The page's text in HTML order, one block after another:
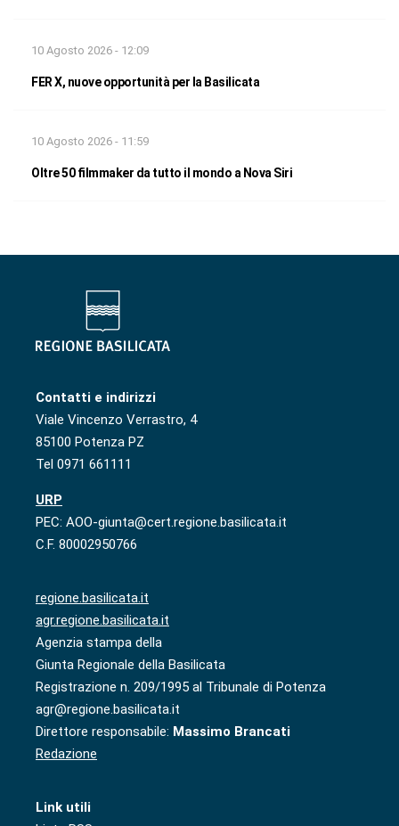
10 Agosto 2026 - 12:09
FER X, nuove opportunità per la Basilicata
10 Agosto 2026 - 11:59
Oltre 50 filmmaker da tutto il mondo a Nova Siri
Contatti e indirizzi
Viale Vincenzo Verrastro, 4
85100 Potenza PZ
Tel 0971 661111
URP
PEC: AOO-giunta@cert.regione.basilicata.it
C.F. 80002950766
regione.basilicata.it
agr.regione.basilicata.it
Agenzia stampa della
Giunta Regionale della Basilicata
Registrazione n. 209/1995 al Tribunale di Potenza
agr@regione.basilicata.it
Direttore responsabile: Massimo Brancati
Redazione
Link utili